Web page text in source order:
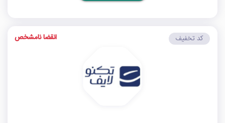
کد تخفیف انقضا نامشخص